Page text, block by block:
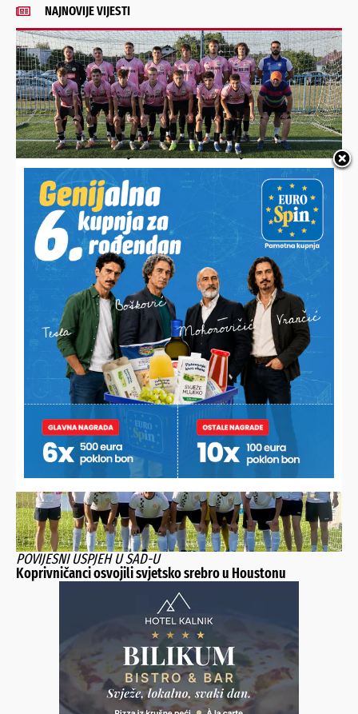
NAJNOVIJE VIJESTI
MIKLINOVEC DRASTIČNO POMLADIO MOMČAD
Prioritet je razvoj igrača, a ne pozicija. Prosjek momčadi je
21 godina
U LITVI OSVOJIO ZLATO
Koprivničanac novi europski prvak, digao 232,5 kilograma i
skinuo hrvatski rekord
POVIJESNI USPJEH U SAD-U
Koprivničanci osvojili svjetsko srebro u Houstonu